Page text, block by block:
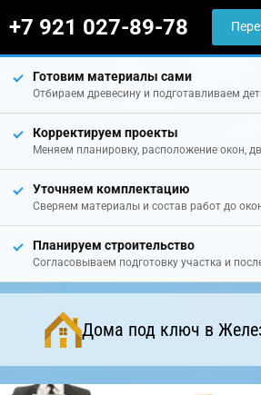
+7 921 027-89-78
Готовим материалы сами
Отбираем древесину и подготавливаем
Корректируем проекты
Меняем планировку, расположение окон,
Уточняем комплектацию
Сверяем материалы и состав работ до
Планируем строительство
Согласовываем подготовку участка и
Дома под ключ в